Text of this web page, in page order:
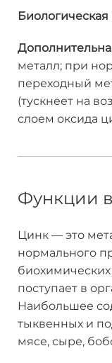
Биологическая
металл; при
переходный
(тускнеет на
слоем оксида
Функции
Цинк — это
нормального
поступает в
Наибольшее
тыквенных и
мясе, сыре,